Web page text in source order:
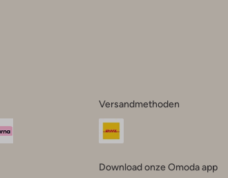
Versandmethoden
Download onze Omoda app